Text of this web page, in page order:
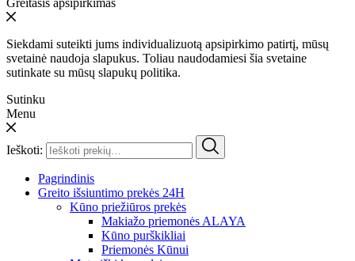
Siekdami suteikti jums individualizuotą apsipirkimo patirtį, mūsų
svetainė naudoja slapukus. Toliau naudodamiesi šia svetaine
sutinkate su mūsų slapukų politika.
Sutinku
Menu
Ieškoti:
Pagrindinis
Greito išsiuntimo prekės 24H
Kūno priežiūros prekės
Makiažo priemonės ALAYA
Kūno purškikliai
Priemonės Kūnui